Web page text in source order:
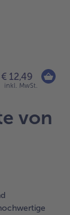
€ 12,49
inkl. MwSt.
von